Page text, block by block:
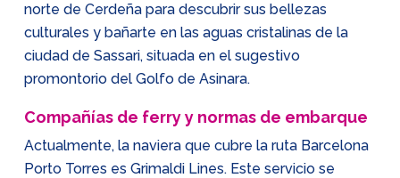
norte de Cerdeña para descubrir sus bellezas
culturales y bañarte en las aguas cristalinas de la
ciudad de Sassari, situada en el sugestivo
promontorio del Golfo de Asinara.
Compañías de ferry y normas de embarque
Actualmente, la naviera que cubre la ruta Barcelona
Porto Torres es Grimaldi Lines. Este servicio se